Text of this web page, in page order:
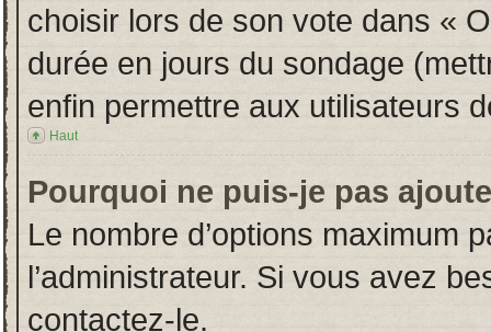
choisir lors de son vote dans «
durée en jours du sondage
enfin permettre aux utilisateurs
Haut
Pourquoi ne puis-je pas
Le nombre d’options maximum
l’administrateur. Si vous avez
contactez-le.